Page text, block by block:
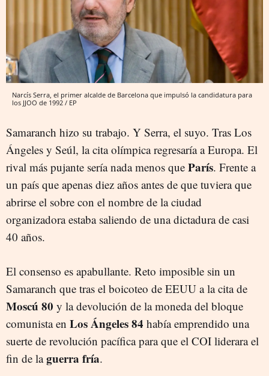
Narcís Serra, el primer alcalde de Barcelona que impulsó la candidatura para
los JJOO de 1992 / EP
Samaranch hizo su trabajo. Y Serra, el suyo. Tras Los
Ángeles y Seúl, la cita olímpica regresaría a Europa. El
rival más pujante sería nada menos que París. Frente a
un país que apenas diez años antes de que tuviera que
abrirse el sobre con el nombre de la ciudad
organizadora estaba saliendo de una dictadura de casi
40 años.
El consenso es apabullante. Reto imposible sin un
Samaranch que tras el boicoteo de EEUU a la cita de
Moscú 80 y la devolución de la moneda del bloque
comunista en Los Ángeles 84 había emprendido una
suerte de revolución pacífica para que el COI liderara el
fin de laguerra fría.